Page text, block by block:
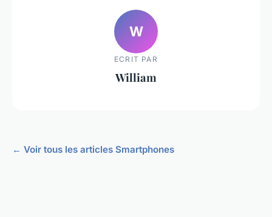
W
ECRIT PAR
William
← Voir tous les articles Smartphones